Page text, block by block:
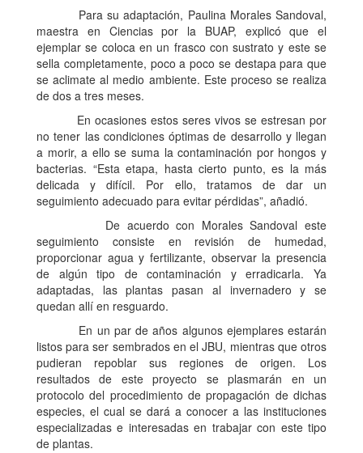
Para su adaptación, Paulina Morales Sandoval,
maestra en Ciencias por la BUAP, explicó que el
ejemplar se coloca en un frasco con sustrato y este se
sella completamente, poco a poco se destapa para que
se aclimate al medio ambiente. Este proceso se realiza
de dos a tres meses.
En ocasiones estos seres vivos se estresan por
no tener las condiciones óptimas de desarrollo y llegan
a morir, a ello se suma la contaminación por hongos y
bacterias. “Esta etapa, hasta cierto punto, es la más
delicada y difícil. Por ello, tratamos de dar un
seguimiento adecuado para evitar pérdidas”, añadió.
De acuerdo con Morales Sandoval este
seguimiento consiste en revisión de humedad,
proporcionar agua y fertilizante, observar la presencia
de algún tipo de contaminación y erradicarla. Ya
adaptadas, las plantas pasan al invernadero y se
quedan allí en resguardo.
En un par de años algunos ejemplares estarán
listos para ser sembrados en el JBU, mientras que otros
pudieran repoblar sus regiones de origen. Los
resultados de este proyecto se plasmarán en un
protocolo del procedimiento de propagación de dichas
especies, el cual se dará a conocer a las instituciones
especializadas e interesadas en trabajar con este tipo
de plantas.